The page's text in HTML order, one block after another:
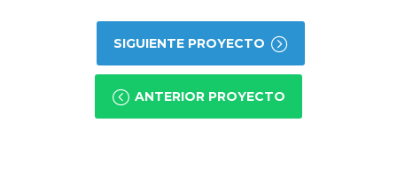
SIGUIENTE PROYECTO
ANTERIOR PROYECTO